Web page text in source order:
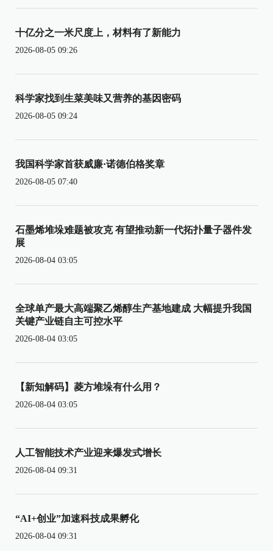
十亿分之一米尺度上，材料有了新能力
2026-08-05 09:26
科学家找到生菜美味又营养的基因密码
2026-08-05 09:24
我国科学家首获威廉·诺德伯格奖章
2026-08-05 07:40
石墨烯堆垛难题被攻克 有望推动新一代拓扑量子器件发
展
2026-08-04 03:05
全球单产最大高端聚乙烯醇生产基地建成 大幅提升我国
关键产业链自主可控水平
2026-08-04 03:05
【新知解码】菱方堆垛有什么用？
2026-08-04 03:05
人工智能技术产业迎来爆发式增长
2026-08-04 09:31
“AI+创业”加速科技成果孵化
2026-08-04 09:31